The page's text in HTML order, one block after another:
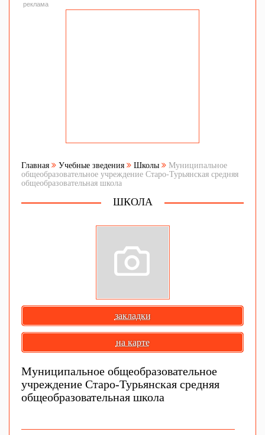
реклама
Главная Учебные зведения Школы
Муниципальное
общеобразовательное учреждение Старо-Турьянская средняя
общеобразовательная школа
ШКОЛА
закладки
на карте
Муниципальное общеобразовательное
учреждение Старо-Турьянская средняя
общеобразовательная школа